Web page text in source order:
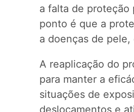
a falta de proteção
ponto é que a
a doenças de pele,
A reaplicação do
para manter a
situações de
deslocamentos e